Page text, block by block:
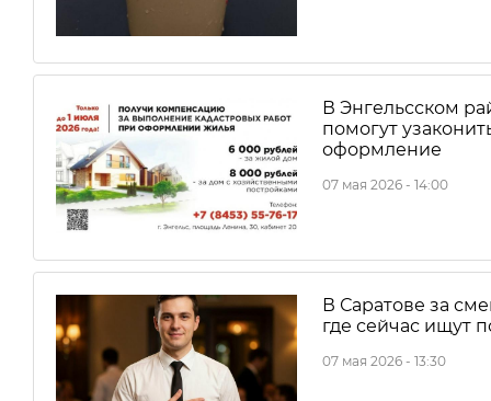
В Энгельсском
помогут
оформление
07 мая 2026 - 14:00
В Саратове за
где сейчас ищут
07 мая 2026 - 13:30